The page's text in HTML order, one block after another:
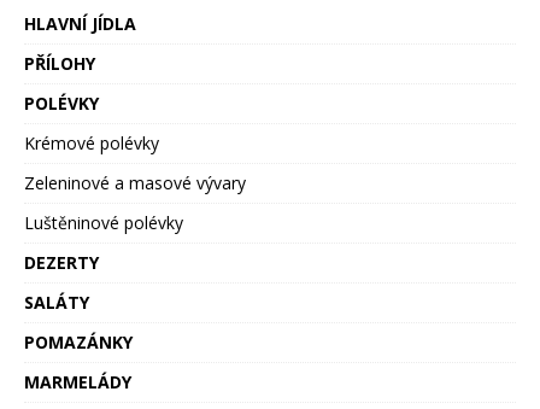
HLAVNÍ JÍDLA
PŘÍLOHY
POLÉVKY
Krémové polévky
Zeleninové a masové vývary
Luštěninové polévky
DEZERTY
SALÁTY
POMAZÁNKY
MARMELÁDY